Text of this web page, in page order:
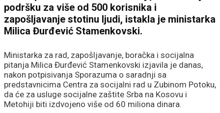
podršku za više od 500 korisnika i
zapošljavanje stotinu ljudi, istakla je ministarka
Milica Đurđević Stamenkovski.
Ministarka za rad, zapošljavanje, boračka i socijalna
pitanja Milica Đurđević Stamenkovski izjavila je danas,
nakon potpisivanja Sporazuma o saradnji sa
predstavnicima Centra za socijalni rad u Zubinom Potoku,
da će za usluge socijalne zaštite Srba na Kosovu i
Metohiji biti izdvojeno više od 60 miliona dinara.